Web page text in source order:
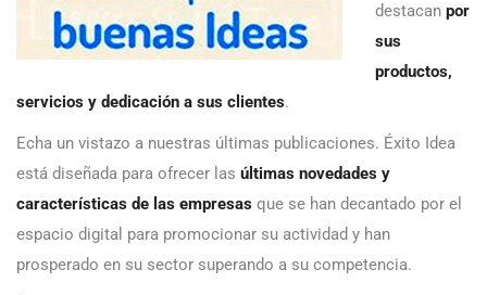
destacan por
sus
productos,
servicios y dedicación a sus clientes.
Echa un vistazo a nuestras últimas publicaciones. Éxito Idea
está diseñada para ofrecer las últimas novedades y
características de las empresas que se han decantado por el
espacio digital para promocionar su actividad y han
prosperado en su sector superando a su competencia.